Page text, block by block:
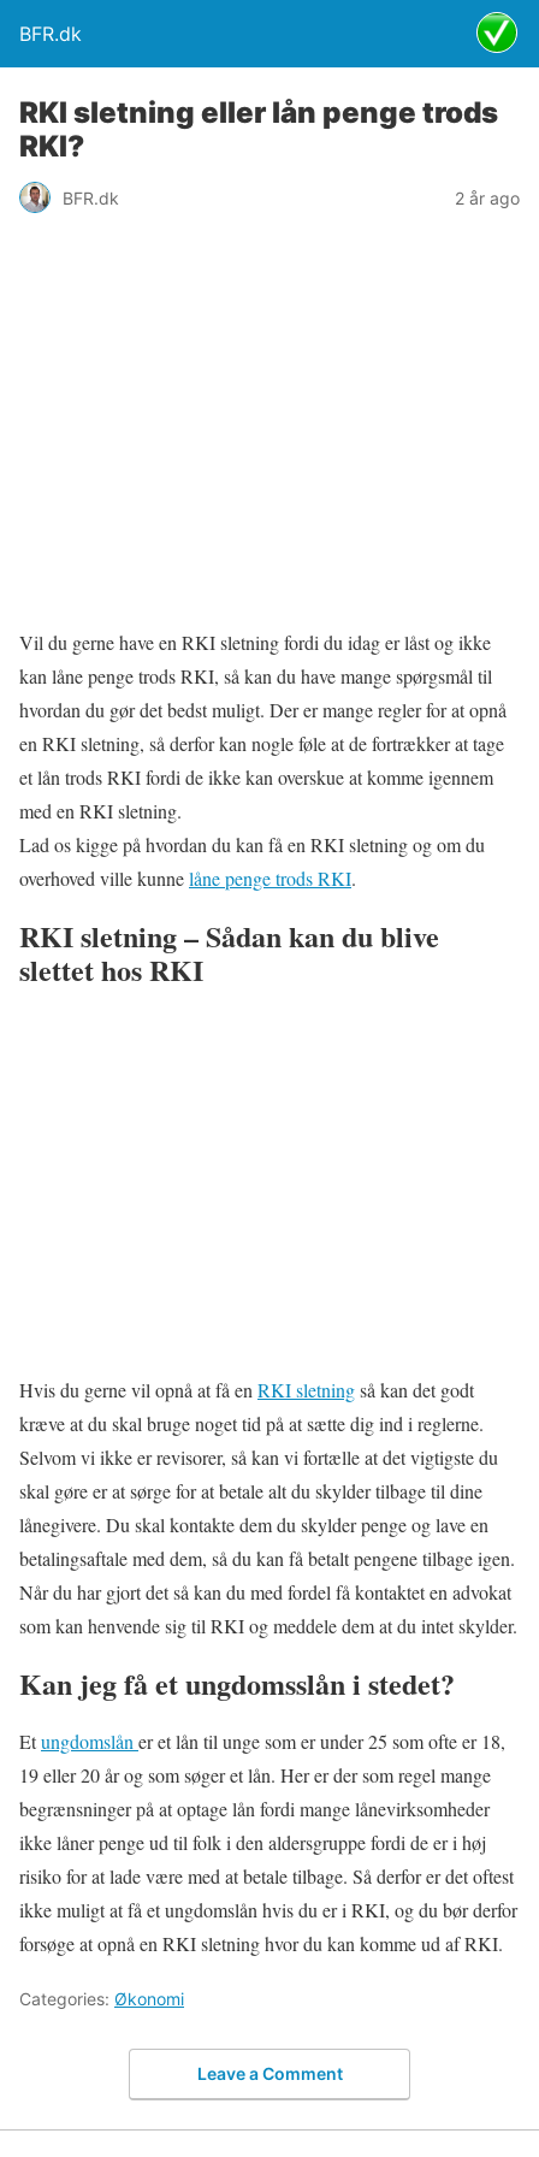
BFR.dk
RKI sletning eller lån penge trods
RKI?
BFR.dk 2 år ago
Vil du gerne have en RKI sletning fordi du idag er låst og ikke
kan låne penge trods RKI, så kan du have mange spørgsmål til
hvordan du gør det bedst muligt. Der er mange regler for at opnå
en RKI sletning, så derfor kan nogle føle at de fortrækker at tage
et lån trods RKI fordi de ikke kan overskue at komme igennem
med en RKI sletning.
Lad os kigge på hvordan du kan få en RKI sletning og om du
overhoved ville kunnelåne penge trods RKI.
RKI sletning – Sådan kan du blive
slettet hos RKI
Hvis du gerne vil opnå at få en RKI sletningså kan det godt
kræve at du skal bruge noget tid på at sætte dig ind i reglerne.
Selvom vi ikke er revisorer, så kan vi fortælle at det vigtigste du
skal gøre er at sørge for at betale alt du skylder tilbage til dine
lånegivere. Du skal kontakte dem du skylder penge og lave en
betalingsaftale med dem, så du kan få betalt pengene tilbage igen.
Når du har gjort det så kan du med fordel få kontaktet en advokat
som kan henvende sig til RKI og meddele dem at du intet skylder.
Kan jeg få et ungdomsslån i stedet?
Etungdomslån er et lån til unge som er under 25 som ofte er 18,
19 eller 20 år og som søger et lån. Her er der som regel mange
begrænsninger på at optage lån fordi mange lånevirksomheder
ikke låner penge ud til folk i den aldersgruppe fordi de er i høj
risiko for at lade være med at betale tilbage. Så derfor er det oftest
ikke muligt at få et ungdomslån hvis du er i RKI, og du bør derfor
forsøge at opnå en RKI sletning hvor du kan komme ud af RKI.
Categories: Økonomi
Leave a Comment